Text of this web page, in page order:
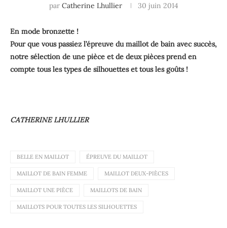
par Catherine Lhullier 30 juin 2014
En mode bronzette !
Pour que vous passiez l’épreuve du maillot de bain avec succès,
notre sélection de une pièce et de deux pièces prend en
compte tous les types de silhouettes et tous les goûts !
CATHERINE LHULLIER
BELLE EN MAILLOT ÉPREUVE DU MAILLOT
MAILLOT DE BAIN FEMME MAILLOT DEUX-PIÈCES
MAILLOT UNE PIÈCE MAILLOTS DE BAIN
MAILLOTS POUR TOUTES LES SILHOUETTES